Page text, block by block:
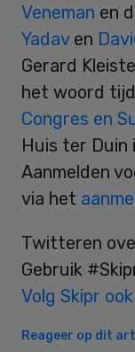
Veneman en
Yadav en
Gerard
het woord
Congres en
Huis ter Duin
Aanmelden
via het
Twitteren
Gebruik
Volg Skipr
Reageer op dit